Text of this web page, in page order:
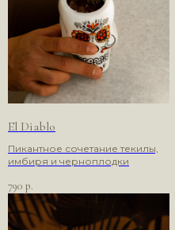
El Diablo
Пикантное сочетание текилы,
имбиря и черноплодки
790 р.